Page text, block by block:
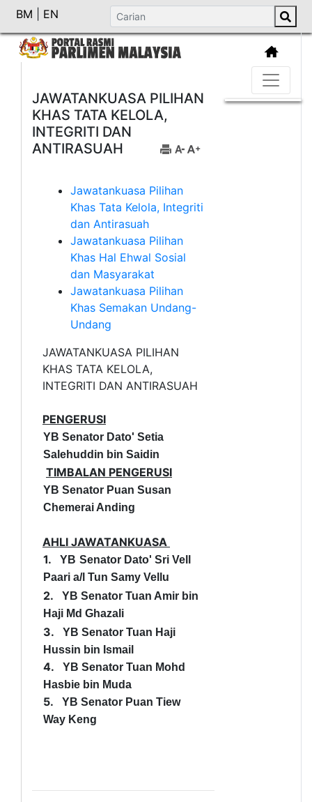
BM EN
JAWATANKUASA PILIHAN
KHAS TATA KELOLA,
INTEGRITI DAN
ANTIRASUAH
Jawatankuasa Pilihan
Khas Tata Kelola, Integriti
dan Antirasuah
Jawatankuasa Pilihan
Khas Hal Ehwal Sosial
dan Masyarakat
Jawatankuasa Pilihan
Khas Semakan Undang-
Undang
JAWATANKUASA PILIHAN
KHAS TATA KELOLA,
INTEGRITI DAN ANTIRASUAH
PENGERUSI
YB Senator Dato' Setia
Salehuddin bin Saidin
TIMBALAN PENGERUSI
YB Senator Puan Susan
Chemerai Anding
AHLI JAWATANKUASA
1. YB Senator Dato' Sri Vell
Paari a/l Tun Samy Vellu
2. YB Senator Tuan Amir bin
Haji Md Ghazali
3.
YB Senator Tuan Haji
Hussin bin Ismail
4. YB Senator Tuan Mohd
Hasbie bin Muda
5. YB Senator Puan Tiew
Way Keng